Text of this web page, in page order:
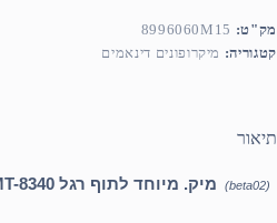
מק"ט: 8996060M15
קטגוריה: מיקרופונים דינאמים
תיאור
(beta02) מיק. מיוחד לתוף רגל UMT-8340